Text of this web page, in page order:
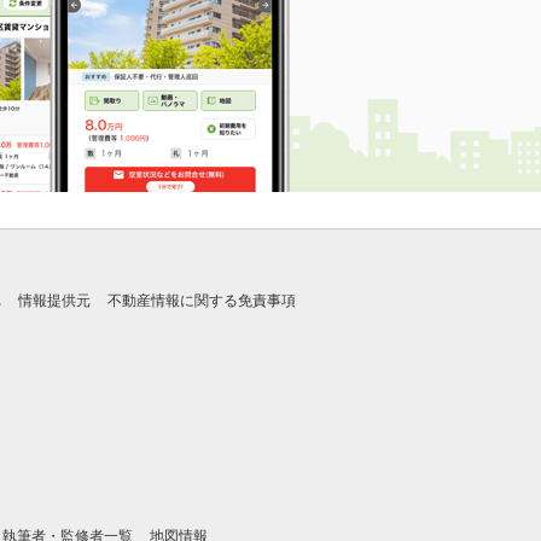
情報提供元 不動産情報に関する免責事項
執筆者・監修者一覧 地図情報